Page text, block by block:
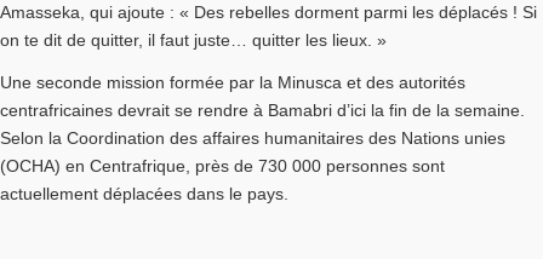
Amasseka, qui ajoute : « Des rebelles dorment parmi les déplacés ! Si
on te dit de quitter, il faut juste… quitter les lieux. »
Une seconde mission formée par la Minusca et des autorités
centrafricaines devrait se rendre à Bamabri d’ici la fin de la semaine.
Selon la Coordination des affaires humanitaires des Nations unies
(OCHA) en Centrafrique, près de 730 000 personnes sont
actuellement déplacées dans le pays.